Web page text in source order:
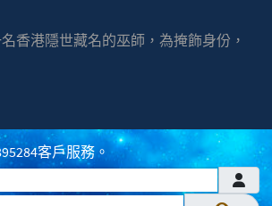
香港隱世藏名的巫師，為掩飾身份，
客戶服務。